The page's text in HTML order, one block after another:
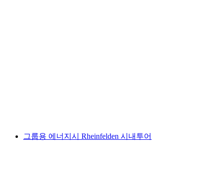
그룹용 에너지시 Rheinfelden 시내투어